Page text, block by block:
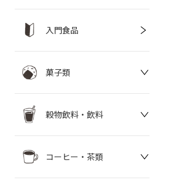
入門食品
菓子類
穀物飲料・飲料
コーヒー・茶類